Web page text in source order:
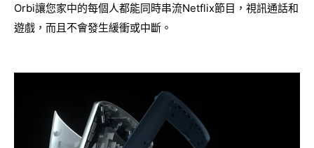
Orbi讓您家中的每個人都能同時串流Netflix節目，視訊通話和
遊戲，而且不會發生緩衝或中斷。